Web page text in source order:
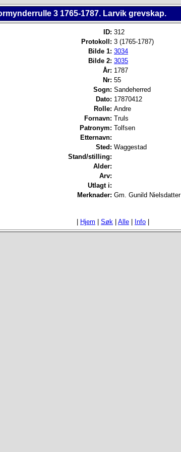
3 1765-1787. Larvik grevskap.
ID: 312
Protokoll: 3 (1765-1787)
Bilde 1: 3034
Bilde 2: 3035
År: 1787
Nr: 55
Sogn: Sandeherred
Dato: 17870412
Rolle: Andre
Fornavn: Truls
Patronym: Tolfsen
Etternavn:
Sted: Waggestad
Stand/stilling:
Alder:
Arv:
Utlagt i:
Merknader: Gm. Gunild Nielsdatter
Hjem Søk Alle Info